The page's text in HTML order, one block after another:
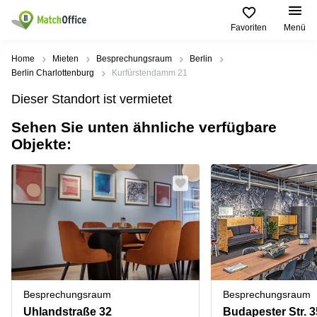
Favoriten Menü
Mieten / Vermieten
Produktseiten
Büro
mieten
center
Coworking
Space
Seminarraum
Virtuelles
Büro
Beliebte
Städte
Büro
mieten
Geschäftsadresse
Hamburg
Geschäftsadresse
Düsseldorf
Geschäftsadresse
Stuttgart
Büro
Beliebte
Suchanfragen
Regus
Dortmund
Ruhrallee
9
Dortmund
Office Club
Ballindamm
Rahel-
Hirsch-
Straße
Hilfe
Über uns
Büro vermieten
Preis
Log-in
Home Mieten Besprechungsraum
Berlin
Berlin Charlottenburg
Kurfürstendamm 21
Dieser Standort ist vermietet
Sehen Sie unten ähnliche verfügbare
Objekte:
Besprechungsraum
Uhlandstraße 32
Besprechungsraum
Budapester Str.